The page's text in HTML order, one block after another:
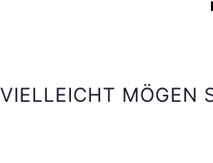
VIELLEICHT MÖGEN